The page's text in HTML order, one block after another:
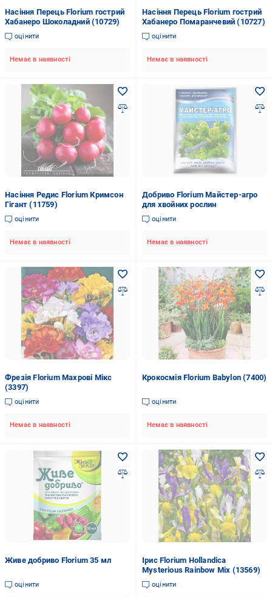
Насіння Перець Florium гострий
Хабанеро Шоколадний (10729)
оцінити
Немає в наявності
Насіння Перець Florium гострий
Хабанеро Помаранчевий (10727)
оцінити
Немає в наявності
Насіння Редис Florium Кримсон
Гігант (11759)
оцінити
Немає в наявності
Добриво Florium Майстер-агро
для хвойних рослин
оцінити
Немає в наявності
Фрезія Florium Махрові Мікс
(3397)
оцінити
Немає в наявності
Крокосмія Florium Babylon (7400)
оцінити
Немає в наявності
Живе добриво Florium 35 мл
оцінити
Ірис Florium Hollandica
Mysterious Rainbow Mix (13569)
оцінити